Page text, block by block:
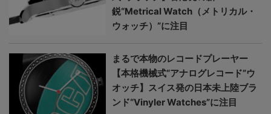
鋭“Metrical Watch（メトリカル・
ウォッチ）”に注目
まるで本物のレコードプレーヤー
【本格機械式“アナログレコード”ウ
オッチ】スイス発の日本未上陸ブラ
ンド“Vinyler Watches”に注目